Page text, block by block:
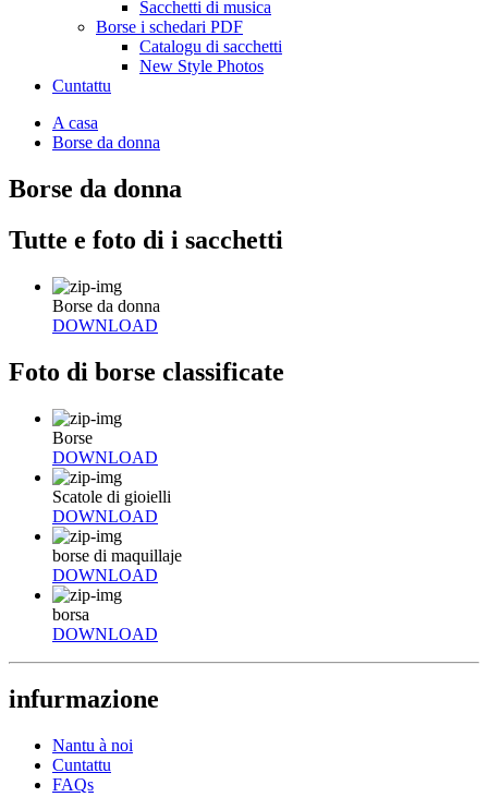
Sacchetti di musica
Borse i schedari PDF
Catalogu di sacchetti
New Style Photos
Cuntattu
A casa
Borse da donna
Borse da donna
Tutte e foto di i sacchetti
Borse da donna
DOWNLOAD
Foto di borse classificate
Borse
DOWNLOAD
Scatole di gioielli
DOWNLOAD
borse di maquillaje
DOWNLOAD
borsa
DOWNLOAD
infurmazione
Nantu à noi
Cuntattu
FAQs